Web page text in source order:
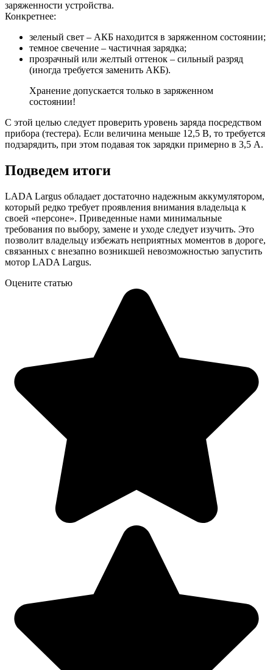
заряженности устройства.
Конкретнее:
зеленый свет – АКБ находится в заряженном состоянии;
темное свечение – частичная зарядка;
прозрачный или желтый оттенок – сильный разряд
(иногда требуется заменить АКБ).
Хранение допускается только в заряженном
состоянии!
С этой целью следует проверить уровень заряда посредством
прибора (тестера). Если величина меньше 12,5 В, то требуется
подзарядить, при этом подавая ток зарядки примерно в 3,5 А.
Подведем итоги
LADA Largus обладает достаточно надежным аккумулятором,
который редко требует проявления внимания владельца к
своей «персоне». Приведенные нами минимальные
требования по выбору, замене и уходе следует изучить. Это
позволит владельцу избежать неприятных моментов в дороге,
связанных с внезапно возникшей невозможностью запустить
мотор LADA Largus.
Оцените статью